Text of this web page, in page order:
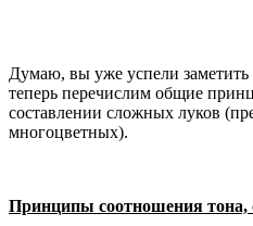
Думаю, вы уже успели заметить
теперь перечислим общие
составлении сложных луков
многоцветных).
Принципы соотношения